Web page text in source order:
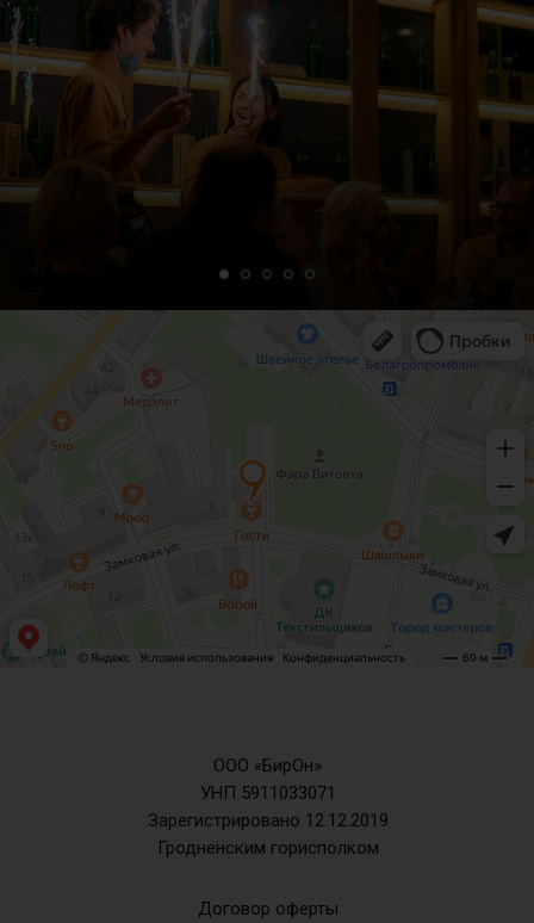
ООО «БирОн»
УНП 5911033071
Зарегистрировано 12.12.2019
Гродненским горисполком
Договор оферты